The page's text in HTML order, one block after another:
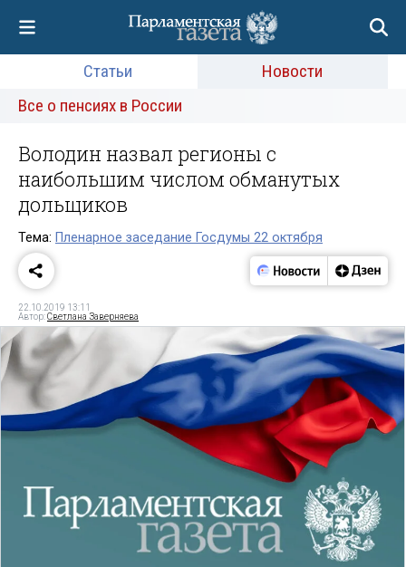
Статьи
Новости
Все о пенсиях в России
Володин назвал регионы с
наибольшим числом обманутых
дольщиков
Тема: Пленарное заседание Госдумы 22 октября
22.10.2019 13:11
Автор:Светлана Заверняева